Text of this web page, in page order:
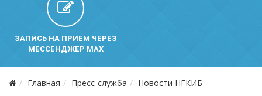
ЗАПИСЬ НА ПРИЕМ ЧЕРЕЗ
МЕССЕНДЖЕР MAX
Главная Пресс-служба Новости НГКИБ